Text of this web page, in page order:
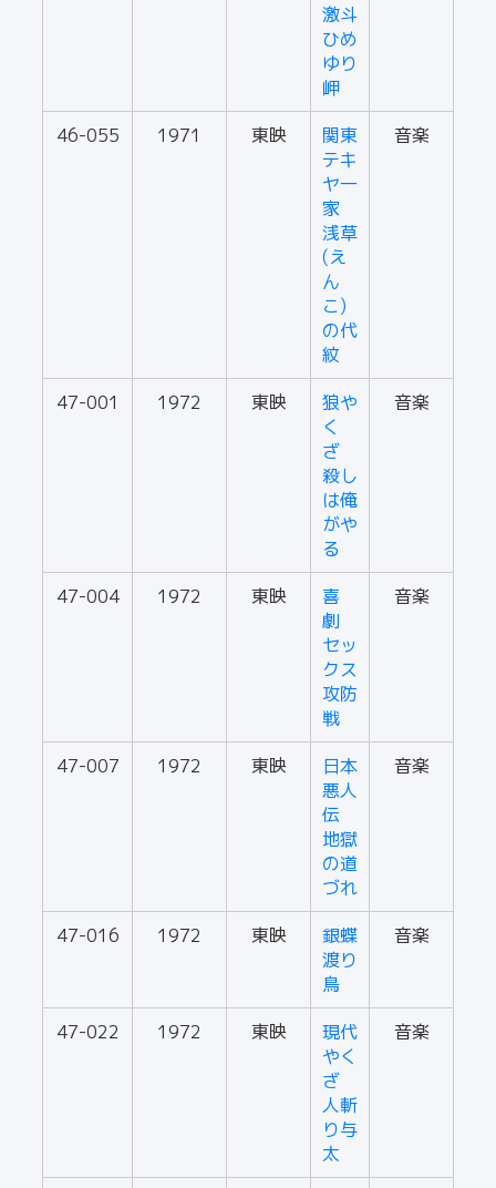
激斗
ひめ
ゆり
岬
46-055
1971 東映
関東
テキ
ヤ一
家
浅草
(え
ん
こ)
の代
紋
音楽
47-001 1972 東映
狼や
く
ざ
殺し
は俺
がや
る
音楽
47-004 1972 東映
喜
劇
セッ
クス
攻防
戦
音楽
47-007 1972 東映
日本
悪人
伝
地獄
の道
づれ
音楽
47-016 1972 東映
銀蝶
渡り
鳥
音楽
47-022 1972 東映
現代
やく
ざ
人斬
り与
太
音楽